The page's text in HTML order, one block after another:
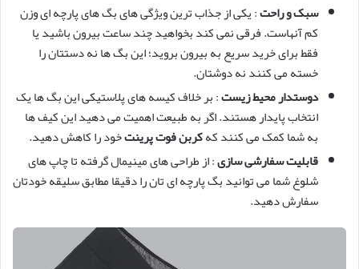
سبک و راحت: یکی از جذاب ترین ویژگی های بگ های پارچه ای وزن
کم آنهاست. فرقی نمی کند بخواهید چند ساعت بیرون باشید یا
فقط برای خرید سریع به بیرون بروید؛ این بگ ها نه دستتان را
خسته می کنند نه دوشتان.
دوستدار محیط زیست: بر خلاف کیسه های پلاستیکی این بگ ها یک
انتخاب پایدار هستند. اگر به طبیعت اهمیت می دهید این کیف ها
به شما کمک می کنند کهکربن فوت پرینتخود را کاهش دهید.
قابلیت سفارشی سازی: از طراحی های مینیمال گرفته تا چاپ های
شلوغ شما می توانید بگ پارچه ای تان را دقیقا مطابق سلیقه خودتان
سفارش دهید.